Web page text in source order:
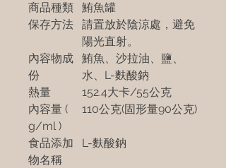
商品種類
鮪魚罐
保存方法
請置放於陰涼處，避免
陽光直射。
內容物成
份
鮪魚、沙拉油、鹽、
水、L-麩酸鈉
熱量
152.4大卡/55公克
內容量 (
g/ml )
110公克(固形量90公克)
食品添加
物名稱
L-麩酸鈉